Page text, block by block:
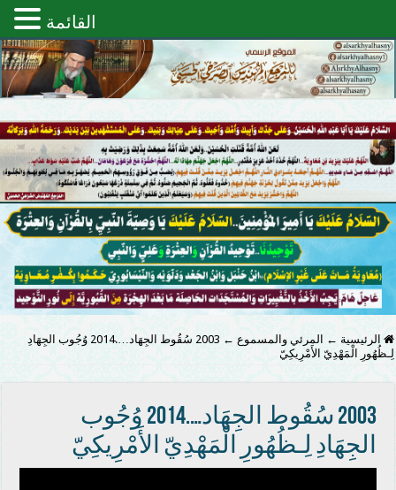
الرئيسية ← المرئي والمسموع ←
2003 سُقُوط الجِهَاد….2014 وُجُوب الجِهَادِ
لِـظُهُورِ الْمَهْدِيّ الأَمْرِيكِيّ
2003 سُقُوط الجِهَاد….2014 وُجُوب
الجِهَادِ لِـظُهُورِ الْمَهْدِيّ الأَمْرِيكِيّ
القائمة